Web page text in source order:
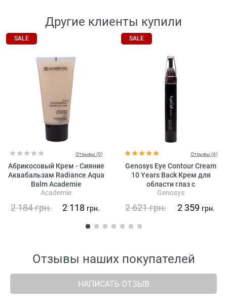
Другие клиенты купили
SALE
Отзывы (0)
Абрикосовый Крем - Сияние
Аквабальзам Radiance Aqua
Balm Academie
Academie
2 184грн. 2 118 грн.
SALE
Отзывы (4)
Genosys Eye Contour Cream
10 Years Back Крем для
области глаз с
растительными стволовыми
Genosys
2 621грн. 2 359 грн.
Отзывы наших покупателей
НАПИСАТЬ ОТЗЫВ